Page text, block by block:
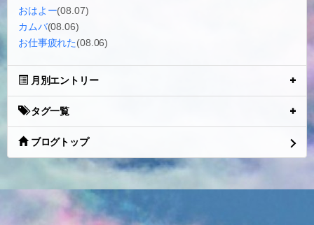
おはよー(08.07)
カムバ(08.06)
お仕事疲れた(08.06)
月別エントリー
タグ一覧
ブログトップ